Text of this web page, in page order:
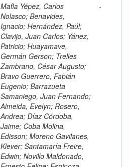
Mafla Yépez, Carlos
Nolasco; Benavides,
Ignacio; Hernández, Paúl;
Clavijo, Juan Carlos; Yánez,
Patricio; Huayamave,
Germán Gerson; Trelles
Zambrano, César Augusto;
Bravo Guerrero, Fabián
Eugenio; Barrazueta
Samaniego, Juan Fernando;
Almeida, Evelyn; Rosero,
Andrea; Díaz Córdoba,
Jaime; Coba Molina,
Edisson; Moreno Gavilanes,
Klever; Santamaría Freire,
Edwin; Novillo Maldonado,
-